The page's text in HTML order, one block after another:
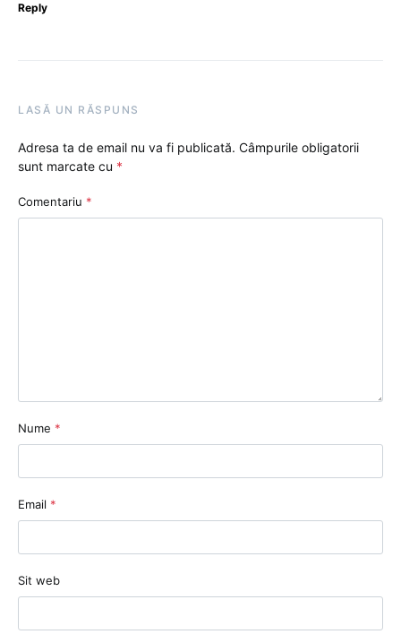
Reply
LASĂ UN RĂSPUNS
Adresa ta de email nu va fi publicată. Câmpurile obligatorii
sunt marcate cu *
Comentariu *
Nume *
Email *
Sit web